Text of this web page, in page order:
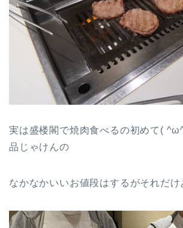
実は盛楼閣で焼肉食べるの初めて(
品じゃけんの
なかなかいいお値段はするがそれだけ